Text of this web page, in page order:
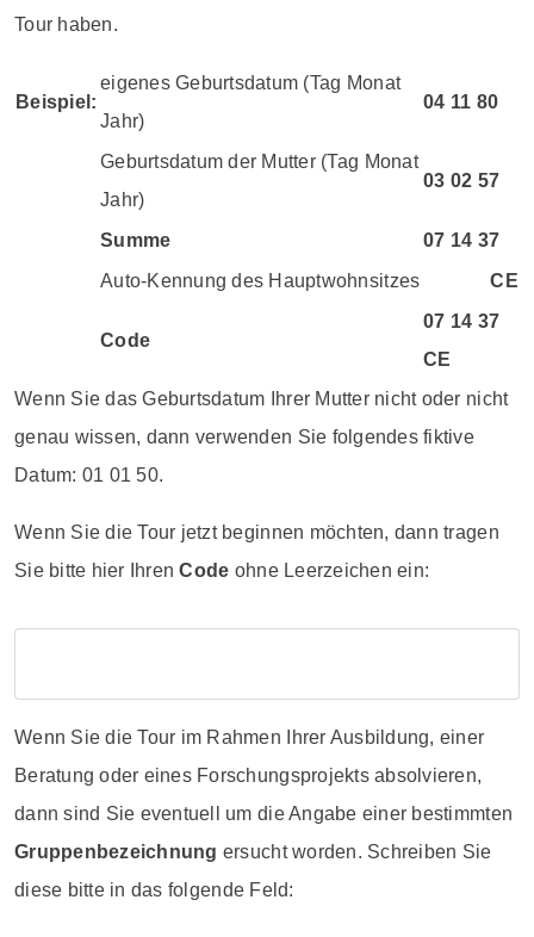
Tour haben.
Beispiel:
eigenes Geburtsdatum (Tag Monat
Jahr)
04 11 80
Geburtsdatum der Mutter (Tag Monat
Jahr)
03 02 57
Summe
07 14 37
Auto-Kennung des Hauptwohnsitzes
CE
Code
07 14 37
CE
Wenn Sie das Geburtsdatum Ihrer Mutter nicht oder nicht
genau wissen, dann verwenden Sie folgendes fiktive
Datum: 01 01 50.
Wenn Sie die Tour jetzt beginnen möchten, dann tragen
Sie bitte hier IhrenCode ohne Leerzeichen ein:
Wenn Sie die Tour im Rahmen Ihrer Ausbildung, einer
Beratung oder eines Forschungsprojekts absolvieren,
dann sind Sie eventuell um die Angabe einer bestimmten
Gruppenbezeichnung ersucht worden. Schreiben Sie
diese bitte in das folgende Feld: